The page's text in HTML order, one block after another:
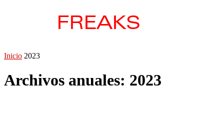
Inicio 2023
Archivos anuales: 2023